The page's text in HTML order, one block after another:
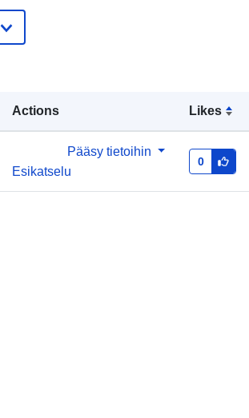
Actions Likes
Pääsy tietoihin
Esikatselu
0
Päivitetty data.europa.eu: 28 April
2026
Koordinaatit:
48.9645025 ], [ 9.2784826,